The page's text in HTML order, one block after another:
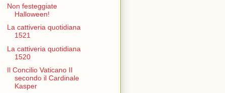
Non festeggiate
Halloween!
La cattiveria quotidiana
1521
La cattiveria quotidiana
1520
Il Concilio Vaticano II
secondo il Cardinale
Kasper